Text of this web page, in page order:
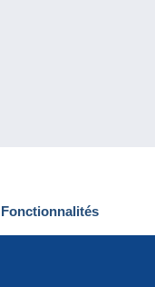
Fonctionnalités
Nouveautés